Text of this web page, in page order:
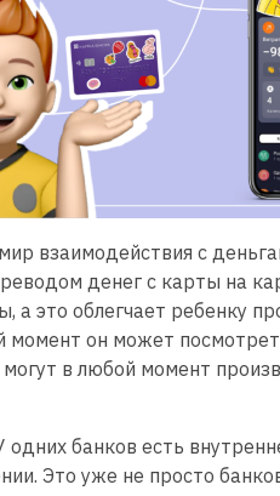
взаимодействия с
денег с карты на
а это облегчает ребенку
момент он может
в любой момент
банков есть
Это уже не просто